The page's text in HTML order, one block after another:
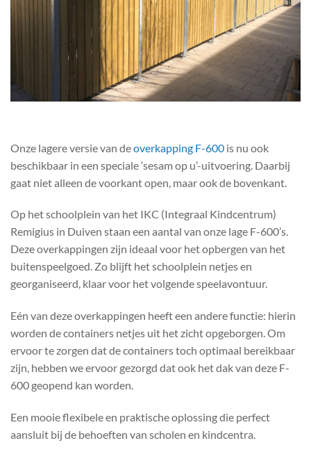
Onze lagere versie van deoverkapping F-600 is nu ook
beschikbaar in een speciale ‘sesam op u’-uitvoering. Daarbij
gaat niet alleen de voorkant open, maar ook de bovenkant.
Op het schoolplein van het IKC (Integraal Kindcentrum)
Remigius in Duiven staan een aantal van onze lage F-600’s.
Deze overkappingen zijn ideaal voor het opbergen van het
buitenspeelgoed. Zo blijft het schoolplein netjes en
georganiseerd, klaar voor het volgende speelavontuur.
Eén van deze overkappingen heeft een andere functie: hierin
worden de containers netjes uit het zicht opgeborgen. Om
ervoor te zorgen dat de containers toch optimaal bereikbaar
zijn, hebben we ervoor gezorgd dat ook het dak van deze F-
600 geopend kan worden.
Een mooie flexibele en praktische oplossing die perfect
aansluit bij de behoeften van scholen en kindcentra.